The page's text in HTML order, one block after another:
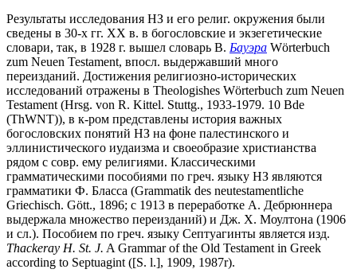
Результаты исследования НЗ и его религ. окружения были
сведены в 30-х гг. XX в. в богословские и экзегетические
словари, так, в 1928 г. вышел словарь В. Бауэра Wörterbuch
zum Neuen Testament, впосл. выдержавший много
переизданий. Достижения религиозно-исторических
исследований отражены в Theologishes Wörterbuch zum Neuen
Testament (Hrsg. von R. Kittel. Stuttg., 1933-1979. 10 Bde
(ThWNT)), в к-ром представлены история важных
богословских понятий НЗ на фоне палестинского и
эллинистического иудаизма и своеобразие христианства
рядом с совр. ему религиями. Классическими
грамматическими пособиями по греч. языку НЗ являются
грамматики Ф. Бласса (Grammatik des neutestamentliche
Griechisch. Gött., 1896; с 1913 в переработке А. Дебрюннера
выдержала множество переизданий) и Дж. Х. Моултона (1906
и сл.). Пособием по греч. языку Септуагинты является изд.
Thackeray H. St. J. A Grammar of the Old Testament in Greek
according to Septuagint ([S. l.], 1909, 1987r).